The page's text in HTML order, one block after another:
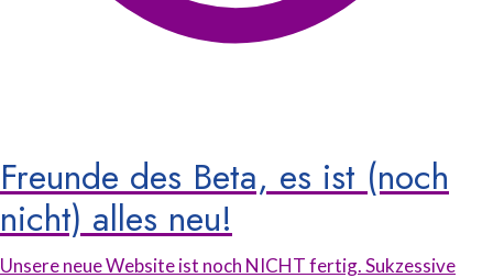
Freunde des Beta, es ist (noch
nicht) alles neu!
Unsere neue Website ist noch NICHT fertig. Sukzessive